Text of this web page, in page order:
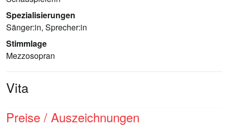
Spezialisierungen
Sänger:in, Sprecher:in
Stimmlage
Mezzosopran
Vita
Preise / Auszeichnungen